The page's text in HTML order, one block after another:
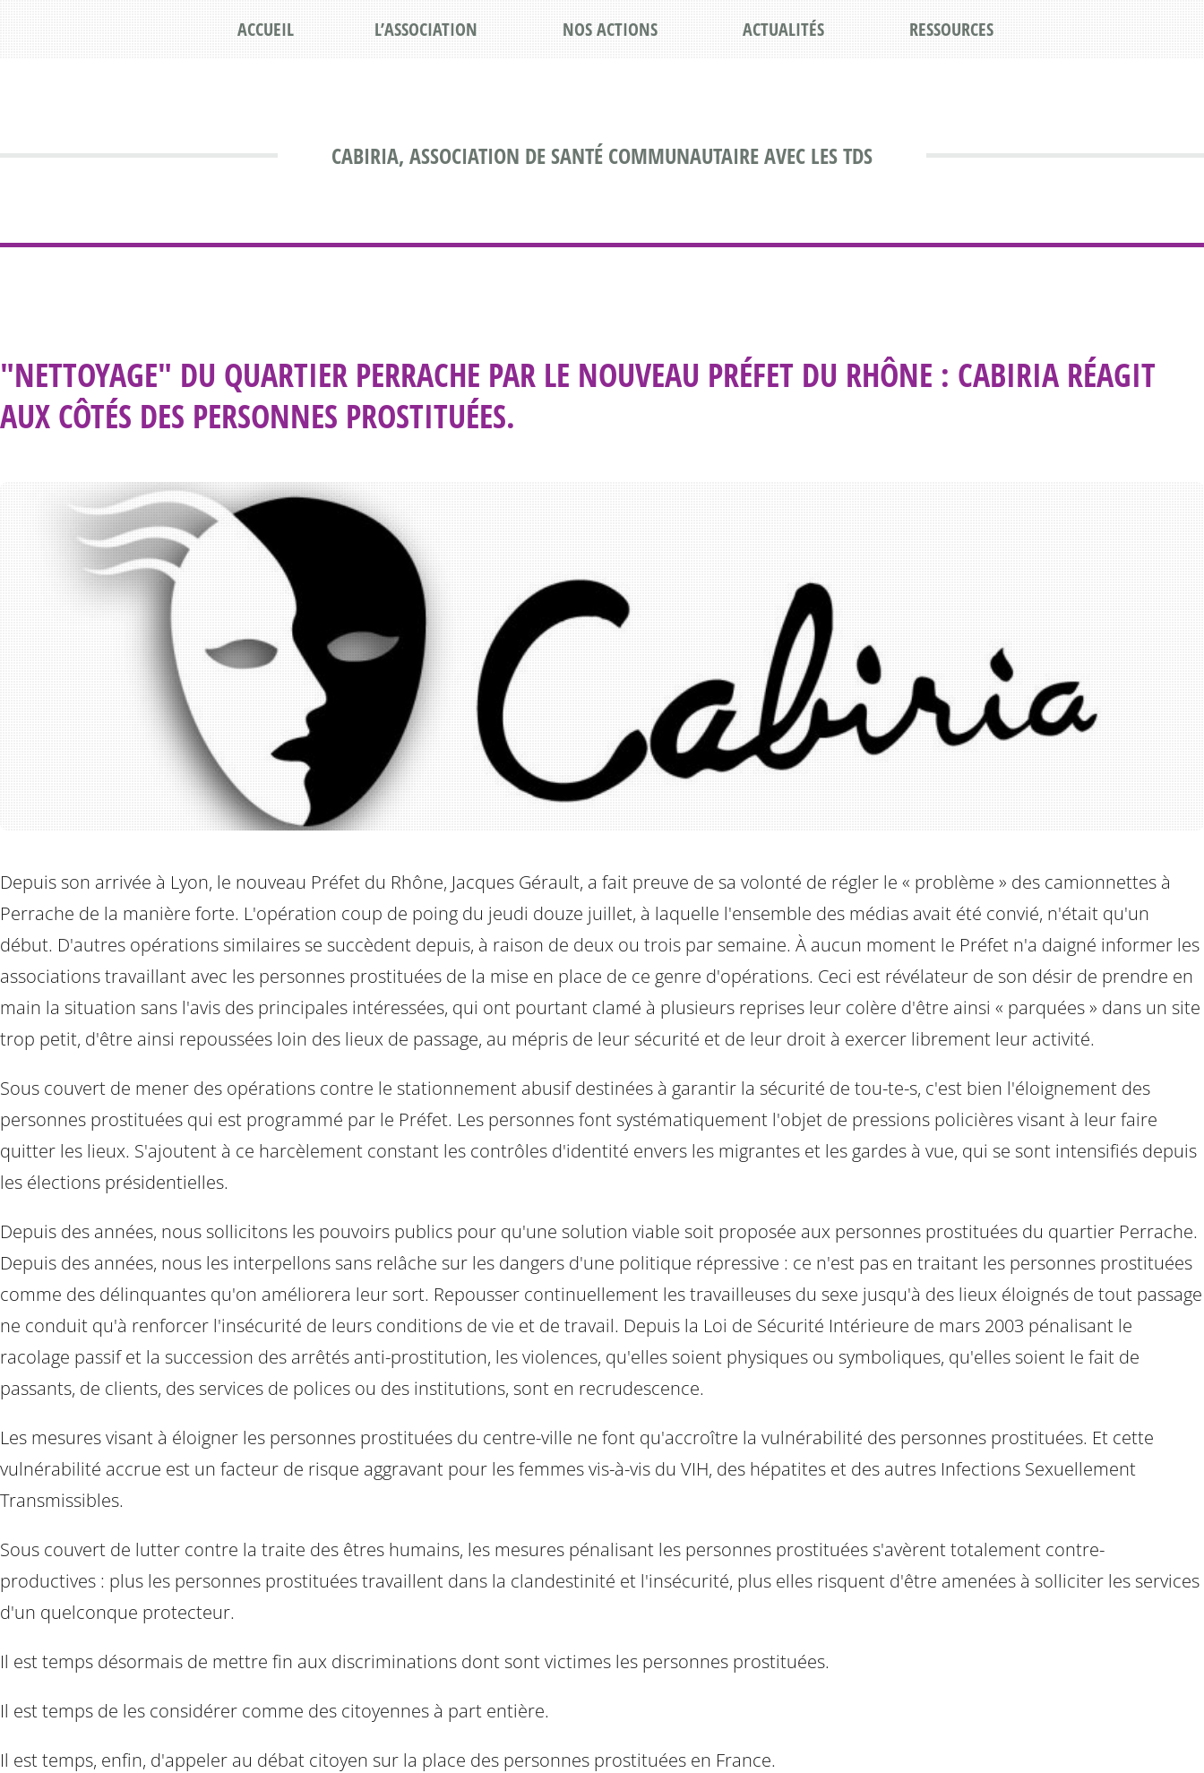
CABIRIA, ASSOCIATION DE SANTÉ COMMUNAUTAIRE AVEC LES TDS
ACCUEIL L’ASSOCIATION NOS ACTIONS ACTUALITÉS RESSOURCES
"NETTOYAGE" DU QUARTIER PERRACHE PAR LE NOUVEAU PRÉFET DU RHÔNE : CABIRIA RÉAGIT
AUX CÔTÉS DES PERSONNES PROSTITUÉES.
Depuis son arrivée à Lyon, le nouveau Préfet du Rhône, Jacques Gérault, a fait preuve de sa volonté de régler le « problème » des camionnettes à
Perrache de la manière forte. L'opération coup de poing du jeudi douze juillet, à laquelle l'ensemble des médias avait été convié, n'était qu'un
début. D'autres opérations similaires se succèdent depuis, à raison de deux ou trois par semaine. À aucun moment le Préfet n'a daigné informer les
associations travaillant avec les personnes prostituées de la mise en place de ce genre d'opérations. Ceci est révélateur de son désir de prendre en
main la situation sans l'avis des principales intéressées, qui ont pourtant clamé à plusieurs reprises leur colère d'être ainsi « parquées » dans un site
trop petit, d'être ainsi repoussées loin des lieux de passage, au mépris de leur sécurité et de leur droit à exercer librement leur activité.
Sous couvert de mener des opérations contre le stationnement abusif destinées à garantir la sécurité de tou-te-s, c'est bien l'éloignement des
personnes prostituées qui est programmé par le Préfet. Les personnes font systématiquement l'objet de pressions policières visant à leur faire
quitter les lieux. S'ajoutent à ce harcèlement constant les contrôles d'identité envers les migrantes et les gardes à vue, qui se sont intensifiés depuis
les élections présidentielles.
Depuis des années, nous sollicitons les pouvoirs publics pour qu'une solution viable soit proposée aux personnes prostituées du quartier Perrache.
Depuis des années, nous les interpellons sans relâche sur les dangers d'une politique répressive : ce n'est pas en traitant les personnes prostituées
comme des délinquantes qu'on améliorera leur sort. Repousser continuellement les travailleuses du sexe jusqu'à des lieux éloignés de tout passage
ne conduit qu'à renforcer l'insécurité de leurs conditions de vie et de travail. Depuis la Loi de Sécurité Intérieure de mars 2003 pénalisant le
racolage passif et la succession des arrêtés anti-prostitution, les violences, qu'elles soient physiques ou symboliques, qu'elles soient le fait de
passants, de clients, des services de polices ou des institutions, sont en recrudescence.
Les mesures visant à éloigner les personnes prostituées du centre-ville ne font qu'accroître la vulnérabilité des personnes prostituées. Et cette
vulnérabilité accrue est un facteur de risque aggravant pour les femmes vis-à-vis du VIH, des hépatites et des autres Infections Sexuellement
Transmissibles.
Sous couvert de lutter contre la traite des êtres humains, les mesures pénalisant les personnes prostituées s'avèrent totalement contre-
productives : plus les personnes prostituées travaillent dans la clandestinité et l'insécurité, plus elles risquent d'être amenées à solliciter les services
d'un quelconque protecteur.
Il est temps désormais de mettre fin aux discriminations dont sont victimes les personnes prostituées.
Il est temps de les considérer comme des citoyennes à part entière.
Il est temps, enfin, d'appeler au débat citoyen sur la place des personnes prostituées en France.